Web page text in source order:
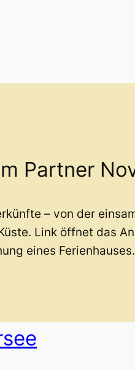
Partner
– von der
Link öffnet das
eines Ferienhauses.